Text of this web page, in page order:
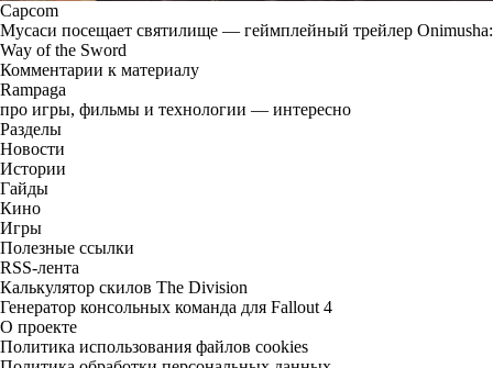
Capcom
Мусаси посещает святилище — геймплейный трейлер Onimusha:
Way of the Sword
Комментарии к материалу
Rampaga
про игры, фильмы и технологии — интересно
Разделы
Новости
Истории
Гайды
Кино
Игры
Полезные ссылки
RSS-лента
Калькулятор скилов The Division
Генератор консольных команда для Fallout 4
О проекте
Политика использования файлов cookies